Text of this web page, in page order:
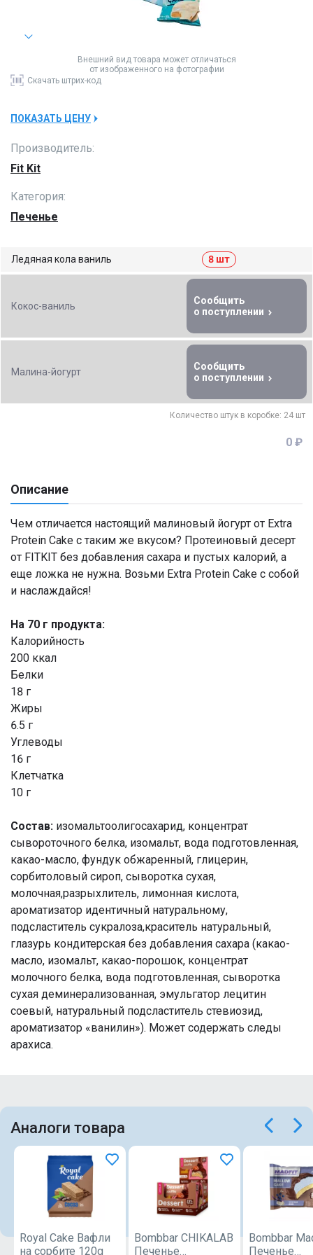
Внешний вид товара может отличаться
от изображенного на фотографии
Скачать штрих-код
ПОКАЗАТЬ ЦЕНУ
Производитель:
Fit Kit
Категория:
Печенье
Ледяная кола ваниль 8 шт
Кокос-ваниль
Сообщить
о поступлении
Малина-йогурт
Сообщить
о поступлении
Количество штук в коробке: 24 шт
0 ₽
Описание
Чем отличается настоящий малиновый йогурт от Extra
Protein Cake с таким же вкусом? Протеиновый десерт
от FITKIT без добавления сахара и пустых калорий, а
еще ложка не нужна. Возьми Extra Protein Cake с собой
и наслаждайся!
На 70 г продукта:
Калорийность
200 ккал
Белки
18 г
Жиры
6.5 г
Углеводы
16 г
Клетчатка
10 г
Состав: изомальтоолигосахарид, концентрат
сывороточного белка, изомальт, вода подготовленная,
какао-масло, фундук обжаренный, глицерин,
сорбитоловый сироп, сыворотка сухая,
молочная,разрыхлитель, лимонная кислота,
ароматизатор идентичный натуральному,
подсластитель сукралоза,краситель натуральный,
глазурь кондитерская без добавления сахара (какао-
масло, изомальт, какао-порошок, концентрат
молочного белка, вода подготовленная, сыворотка
сухая деминерализованная, эмульгатор лецитин
соевый, натуральный подсластитель стевиозид,
ароматизатор «ванилин»). Может содержать следы
арахиса.
Аналоги товара
Royal Cake Вафли
на сорбите 120g
Bombbar CHIKALAB
Печенье
Bombbar
Печенье